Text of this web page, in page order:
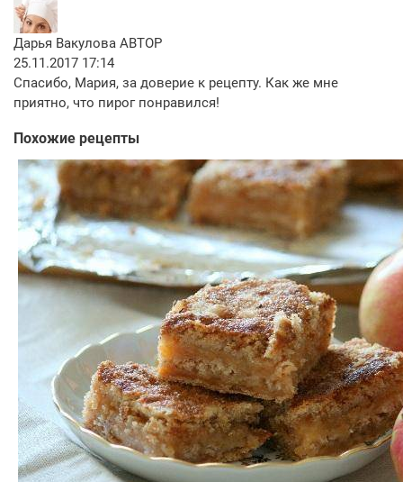
Дарья Вакулова АВТОР
25.11.2017 17:14
Спасибо, Мария, за доверие к рецепту. Как же мне
приятно, что пирог понравился!
Похожие рецепты